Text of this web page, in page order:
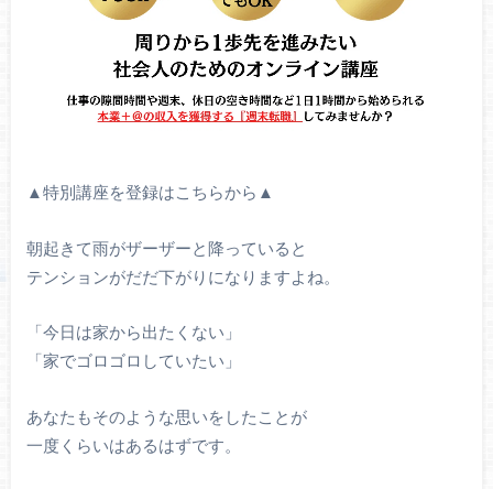
▲特別講座を登録はこちらから▲
朝起きて雨がザーザーと降っていると
テンションがだだ下がりになりますよね。
「今日は家から出たくない」
「家でゴロゴロしていたい」
あなたもそのような思いをしたことが
一度くらいはあるはずです。